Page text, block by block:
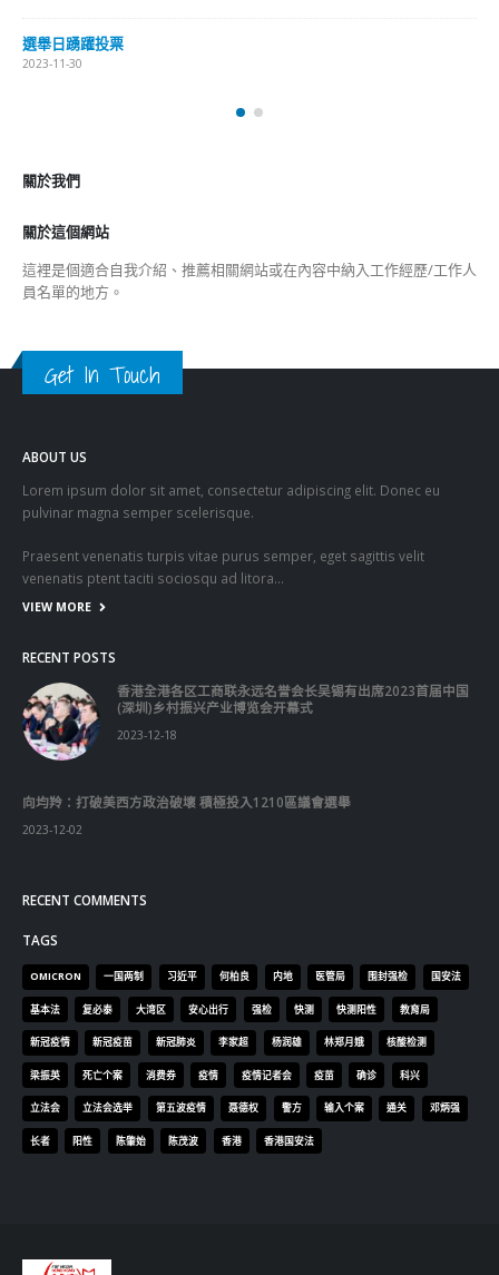
選舉日踴躍投票
2023-11-30
關於我們
關於這個網站
這裡是個適合自我介紹、推薦相關網站或在內容中納入工作經歷/工作人
員名單的地方。
Get In Touch
ABOUT US
Lorem ipsum dolor sit amet, consectetur adipiscing elit. Donec eu
pulvinar magna semper scelerisque.
Praesent venenatis turpis vitae purus semper, eget sagittis velit
venenatis ptent taciti sociosqu ad litora…
VIEW MORE
RECENT POSTS
香港全港各区工商联永远名誉会长吴锡有出席2023首届中国
(深圳)乡村振兴产业博览会开幕式
2023-12-18
向均羚：打破美西方政治破壞 積極投入1210區議會選舉
2023-12-02
RECENT COMMENTS
TAGS
OMICRON 一国两制 习近平 何柏良 内地 医管局 围封强检 国安法
基本法 复必泰 大湾区 安心出行 强检 快测 快测阳性 教育局
新冠疫情 新冠疫苗 新冠肺炎 李家超 杨润雄 林郑月娥 核酸检测
梁振英 死亡个案 消费券 疫情 疫情记者会 疫苗 确诊 科兴
立法会 立法会选举 第五波疫情 聂德权 警方 输入个案 通关 邓炳强
长者 阳性 陈肇始 陈茂波 香港 香港国安法